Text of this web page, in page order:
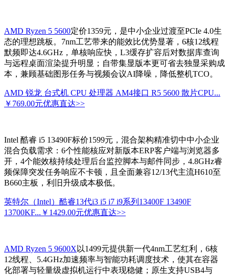
AMD Ryzen 5 5600定价1359元，是中小企业过渡至PCIe 4.0生
态的理想跳板。7nm工艺带来的能效比优势显著，6核12线程
默频即达4.6GHz，单核响应快，L3缓存扩容后对数据库查询
与远程桌面渲染提升明显；自带集显版本更可省去独显采购成
本，兼顾基础图形任务与视频会议AI降噪，降低整机TCO。
AMD 锐龙 台式机 CPU 处理器 AM4接口 R5 5600 散片CPU...
￥769.00元优惠直达>>
Intel 酷睿 i5 13490F标价1599元，混合架构精准切中中小企业
混合负载需求：6个性能核应对新版本ERP客户端与浏览器多
开，4个能效核持续处理后台监控脚本与邮件同步，4.8GHz睿
频保障突发任务响应不卡顿，且全面兼容12/13代主流H610至
B660主板，利旧升级成本极低。
英特尔（Intel）酷睿13代i3 i5 i7 i9系列13400F 13490F
13700KF... ￥1429.00元优惠直达>>
AMD Ryzen 5 9600X 以1499元提供新一代4nm工艺红利，6核
12线程、5.4GHz加速频率与智能功耗调度技术，使其在容器
化部署与轻量级虚拟机运行中表现稳健；原生支持USB4与